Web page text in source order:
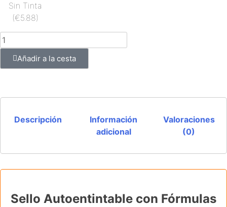
Sin Tinta
(€5.88)
Añadir a la cesta
Descripción
Información
adicional
Valoraciones
(0)
Sello Autoentintable con Fórmulas